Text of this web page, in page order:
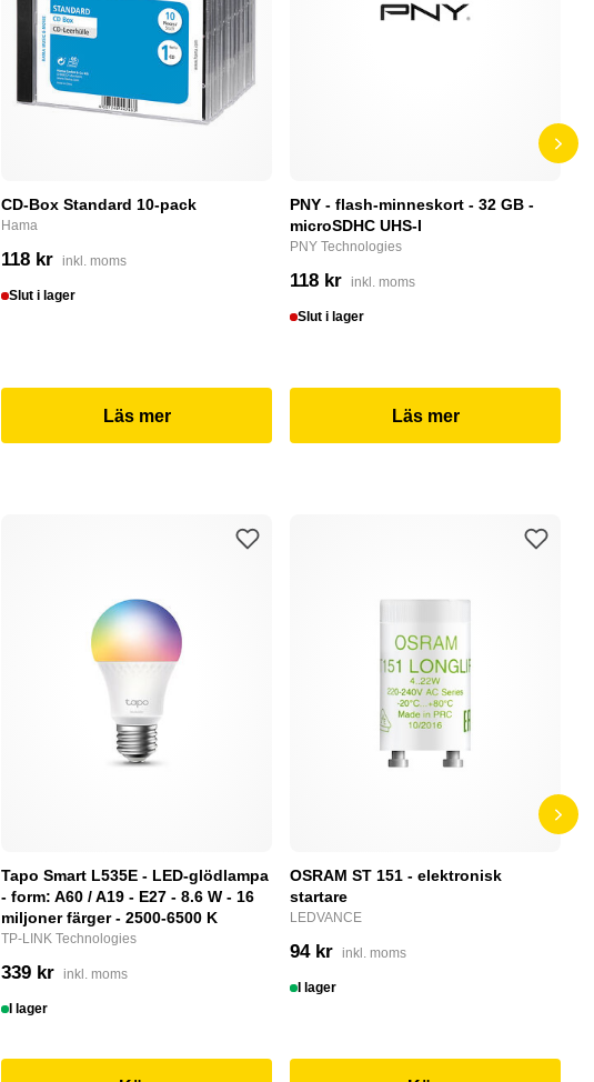
CD-Box Standard 10-pack
Hama
118 kr inkl. moms
Slut i lager
Läs mer
PNY - flash-minneskort - 32 GB -
microSDHC UHS-I
PNY Technologies
118 kr inkl. moms
Slut i lager
Läs mer
Tapo Smart L535E - LED-glödlampa
- form: A60 / A19 - E27 - 8.6 W - 16
miljoner färger - 2500-6500 K
TP-LINK Technologies
339 kr inkl. moms
I lager
OSRAM ST 151 - elektronisk
startare
LEDVANCE
94 kr inkl. moms
I lager